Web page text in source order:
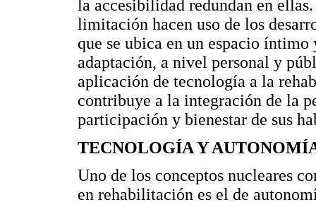
la accesibilidad redundan en
limitación hacen uso de los
que se ubica en un espacio
adaptación, a nivel personal y
aplicación de tecnología a la
contribuye a la integración de la
participación y bienestar de sus
TECNOLOGÍA Y
Uno de los conceptos nucleares
en rehabilitación es el de